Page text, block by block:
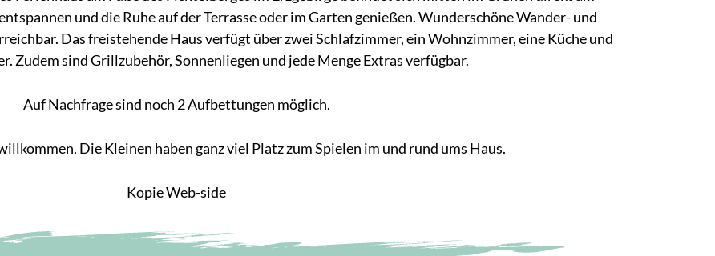
und die Ruhe auf der Terrasse oder im Garten genießen. Wunderschöne Wander- und
Das freistehende Haus verfügt über zwei Schlafzimmer, ein Wohnzimmer, eine Küche und
Zudem sind Grillzubehör, Sonnenliegen und jede Menge Extras verfügbar.
Auf Nachfrage sind noch 2 Aufbettungen möglich.
Die Kleinen haben ganz viel Platz zum Spielen im und rund ums Haus.
Kopie Web-side